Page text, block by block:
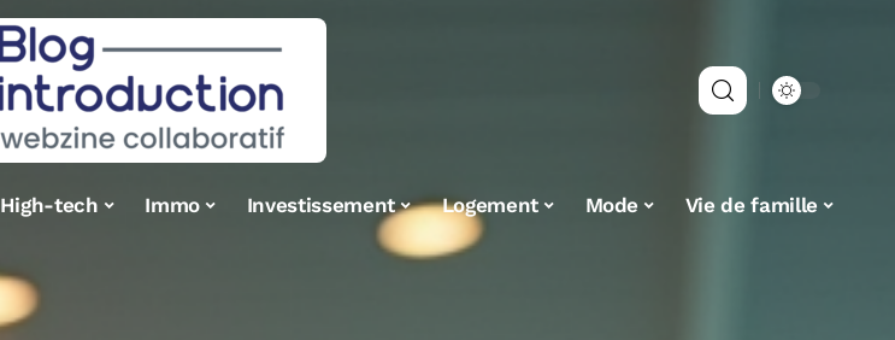
High-tech Immo Investissement Logement Mode Vie de famille